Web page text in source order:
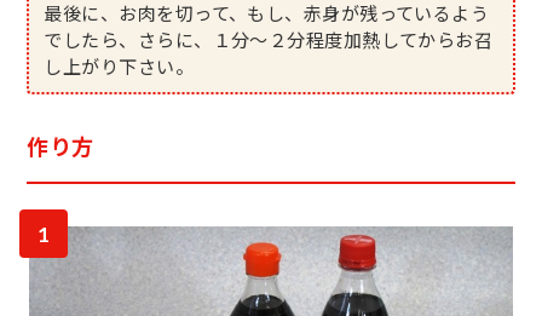
最後に、お肉を切って、もし、赤身が残っているよう
でしたら、さらに、１分～２分程度加熱してからお召
し上がり下さい。
作り方
1